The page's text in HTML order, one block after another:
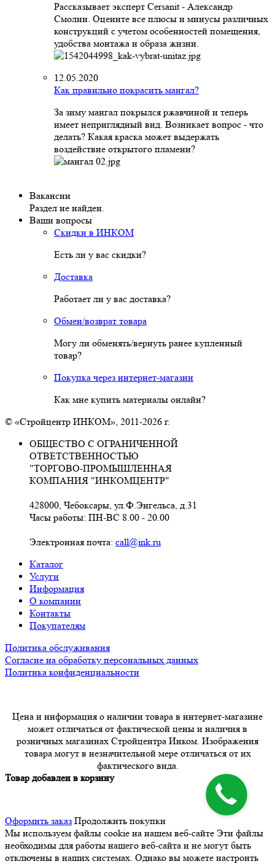
Рассказывает эксперт Cersanit - Александр
Смолин. Оцените все плюсы и минусы различных
конструкций с учетом особенностей помещения,
удобства монтажа и образа жизни.
12.05.2020
Как правильно покрасить мангал?
За зиму мангал покрылся ржавчиной и теперь
имеет неприглядный вид. Возникает вопрос - что
делать? Какая краска может выдержать
воздействие открытого пламени?
Вакансии
Раздел не найден.
Ваши вопросы
Скидки в ИНКОМ
Есть ли у вас скидки?
Доставка
Работает ли у вас доставка?
Обмен/возврат товара
Могу ли обменять/вернуть ранее купленный
товар?
Покупка через интернет-магазин
Как мне купить материалы онлайн?
© «Стройцентр ИНКОМ», 2011-2026 г.
ОБЩЕСТВО С ОГРАНИЧЕННОЙ
ОТВЕТСТВЕННОСТЬЮ
"ТОРГОВО-ПРОМЫШЛЕННАЯ
КОМПАНИЯ "ИНКОМЦЕНТР"
428000, Чебоксары, ул.Ф.Энгельса, д.31
Часы работы: ПН-ВС 8.00 - 20.00
Электронная почта: call@ink.ru
Каталог
Услуги
Информация
О компании
Контакты
Покупателям
Политика обслуживания
Согласие на обработку персональных данных
Политика конфиденциальности
Цена и информация о наличии товара в интернет-магазине
может отличаться от фактической цены и наличия в
розничных магазинах Стройцентра Инком. Изображения
товара могут в незначительной мере отличаться от их
фактического вида.
Товар добавлен в корзину
Оформить заказ Продолжить покупки
Мы используем файлы cookie на нашем веб-сайте Эти файлы
необходимы для работы нашего веб-сайта и не могут быть
отключены в наших системах. Однако вы можете настроить